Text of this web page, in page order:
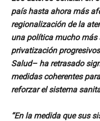
país hasta ahora más
regionalización de la
una política mucho
privatización
Salud– ha retrasado
medidas coherentes
reforzar el sistema
“En la medida que sus